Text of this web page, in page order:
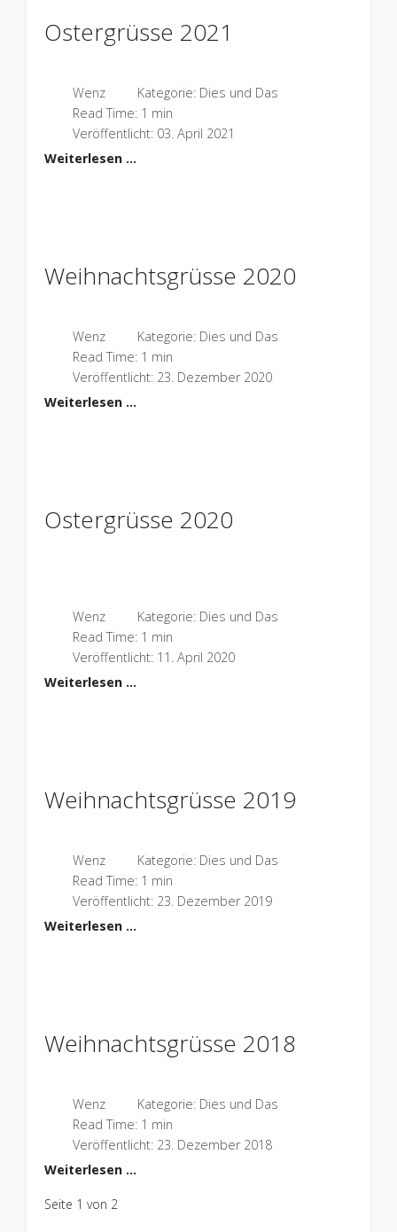
Ostergrüsse 2021
Wenz Kategorie: Dies und Das
Read Time: 1 min
Veröffentlicht: 03. April 2021
Weiterlesen …
Weihnachtsgrüsse 2020
Wenz Kategorie: Dies und Das
Read Time: 1 min
Veröffentlicht: 23. Dezember 2020
Weiterlesen …
Ostergrüsse 2020
Wenz Kategorie: Dies und Das
Read Time: 1 min
Veröffentlicht: 11. April 2020
Weiterlesen …
Weihnachtsgrüsse 2019
Wenz Kategorie: Dies und Das
Read Time: 1 min
Veröffentlicht: 23. Dezember 2019
Weiterlesen …
Weihnachtsgrüsse 2018
Wenz Kategorie: Dies und Das
Read Time: 1 min
Veröffentlicht: 23. Dezember 2018
Weiterlesen …
Seite 1 von 2